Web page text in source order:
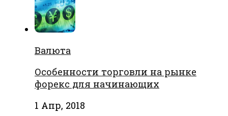
Валюта
Особенности торговли на рынке
форекс для начинающих
1 Апр, 2018